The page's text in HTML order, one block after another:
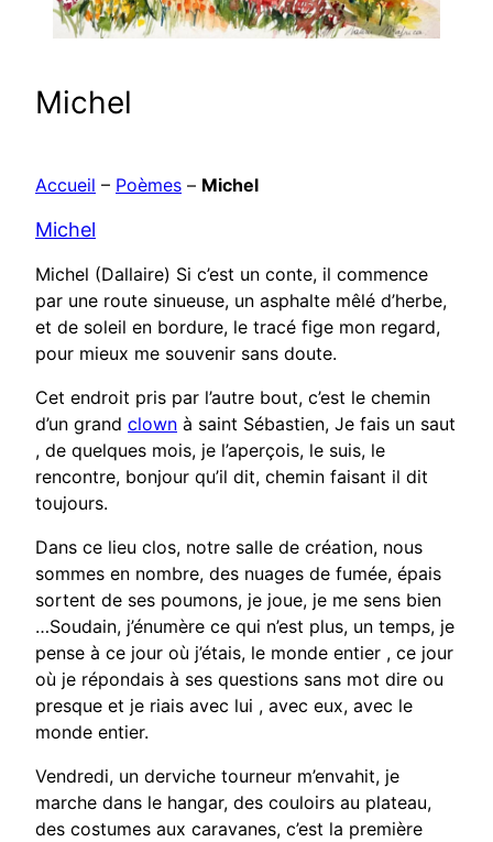
Michel
Accueil – Poèmes – Michel
Michel
Michel (Dallaire) Si c’est un conte, il commence
par une route sinueuse, un asphalte mêlé d’herbe,
et de soleil en bordure, le tracé fige mon regard,
pour mieux me souvenir sans doute.
Cet endroit pris par l’autre bout, c’est le chemin
d’un grand clown à saint Sébastien, Je fais un saut
, de quelques mois, je l’aperçois, le suis, le
rencontre, bonjour qu’il dit, chemin faisant il dit
toujours.
Dans ce lieu clos, notre salle de création, nous
sommes en nombre, des nuages de fumée, épais
sortent de ses poumons, je joue, je me sens bien
…Soudain, j’énumère ce qui n’est plus, un temps, je
pense à ce jour où j’étais, le monde entier , ce jour
où je répondais à ses questions sans mot dire ou
presque et je riais avec lui , avec eux, avec le
monde entier.
Vendredi, un derviche tourneur m’envahit, je
marche dans le hangar, des couloirs au plateau,
des costumes aux caravanes, c’est la première